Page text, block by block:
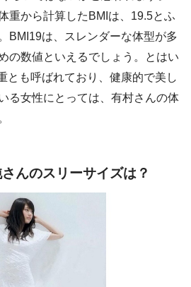
重から計算したBMIは、19.5とふ
BMI19は、スレンダーな体型が多
の数値といえるでしょう。とはい
とも呼ばれており、健康的で美し
る女性にとっては、有村さんの体
んのスリーサイズは？